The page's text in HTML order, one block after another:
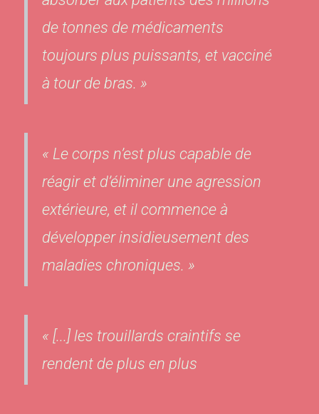
de tonnes de médicaments
toujours plus puissants, et vacciné
à tour de bras. »
« Le corps n’est plus capable de
réagir et d’éliminer une agression
extérieure, et il commence à
développer insidieusement des
maladies chroniques. »
« [...] les trouillards craintifs se
rendent de plus en plus